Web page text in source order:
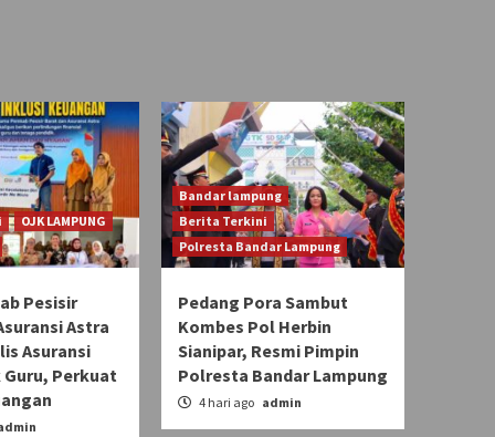
OJK LAMPUNG
Pesisir
Astra
Asuransi
Perkuat
Bandar lampung
Berita Terkini
Polresta Bandar Lampung
Pedang Pora Sambut
Kombes Pol Herbin
Sianipar, Resmi Pimpin
Polresta Bandar Lampung
4 hari ago admin